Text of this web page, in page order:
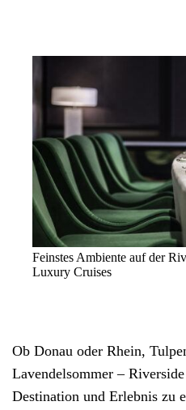
Feinstes Ambiente auf der
Luxury Cruises
Ob Donau oder Rhein,
Lavendelsommer –
Destination und Erlebnis zu